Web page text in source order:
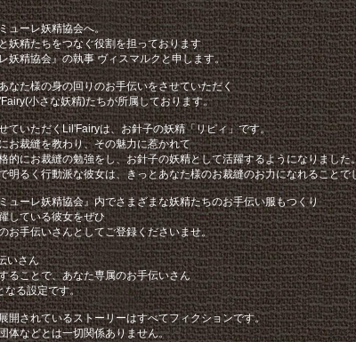
ューレ妖精協会へ。
妖精たちをつなぐ役割を担っております
妖精協会』の執事 ヴィスマルクと申します。
なた様の身の回りのお手伝いをさせていただく
小さな妖精)たちが所属しております。
ていただくLil'Fairyは、お針子の妖精「リピィ」です。
お裁縫を教わり、その魅力に惹かれて
的にお裁縫の勉強をし、お針子の妖精として活躍するようになりました
明るく行動派な彼女は、きっとあなた様のお裁縫のお力になれることで
ューレ妖精協会』内でさまざまな妖精たちのお手伝い服もつくり
している彼女をぜひ
お手伝いさんとしてご登録くださいませ。
いさん
ることで、あなた専属のお手伝いさん
なる設定です。
開されているストーリーはすべてフィクションです。
体などとは一切関係ありません。